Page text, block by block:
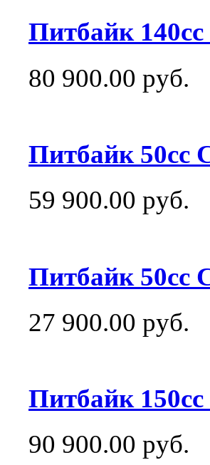
Питбайк
80 900.00 руб.
Питбайк 50сс
59 900.00 руб.
Питбайк 50сс
27 900.00 руб.
Питбайк
90 900.00 руб.